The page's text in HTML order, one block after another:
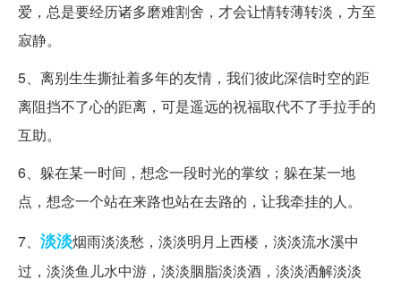
爱，总是要经历诸多磨难割舍，才会让情转薄转淡，方至
寂静。
5、离别生生撕扯着多年的友情，我们彼此深信时空的距
离阻挡不了心的距离，可是遥远的祝福取代不了手拉手的
互助。
6、躲在某一时间，想念一段时光的掌纹；躲在某一地
点，想念一个站在来路也站在去路的，让我牵挂的人。
7、 淡淡烟雨淡淡愁，淡淡明月上西楼，淡淡流水溪中
过，淡淡鱼儿水中游，淡淡胭脂淡淡酒，淡淡洒解淡淡